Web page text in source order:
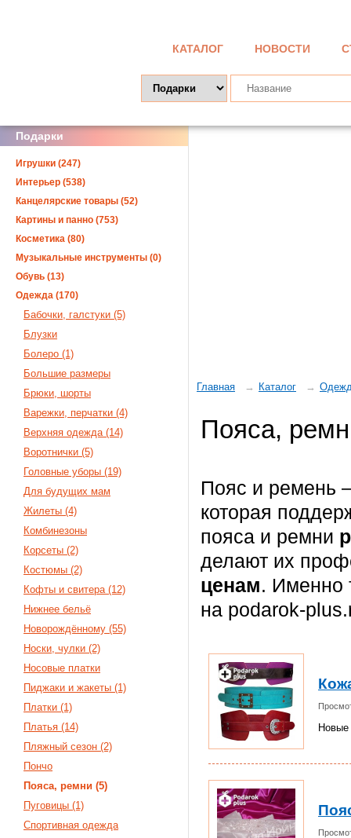
КАТАЛОГ НОВОСТИ
Главная Каталог
Пояса,
Пояс и ремень
которая
пояса и ремни
делают их
ценам. Именно
на podarok-
Подарки
Игрушки (247)
Интерьер (538)
Канцелярские товары (52)
Картины и панно (753)
Косметика (80)
Музыкальные инструменты (0)
Обувь (13)
Одежда (170)
Бабочки, галстуки (5)
Блузки
Болеро (1)
Большие размеры
Брюки, шорты
Варежки, перчатки (4)
Верхняя одежда (14)
Воротнички (5)
Головные уборы (19)
Для будущих мам
Жилеты (4)
Комбинезоны
Корсеты (2)
Костюмы (2)
Кофты и свитера (12)
Нижнее бельё
Новорождённому (55)
Носки, чулки (2)
Носовые платки
Пиджаки и жакеты (1)
Платки (1)
Платья (14)
Пляжный сезон (2)
Пончо
Пояса, ремни (5)
Пуговицы (1)
Спортивная одежда